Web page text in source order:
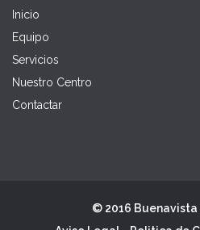
Inicio
Equipo
Servicios
Nuestro Centro
Contactar
© 2016 Buenavista